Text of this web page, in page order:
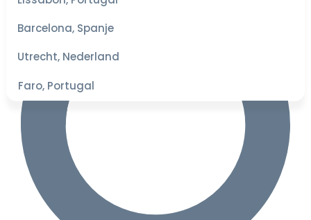
Barcelona, Spanje
Utrecht, Nederland
Faro, Portugal
beste